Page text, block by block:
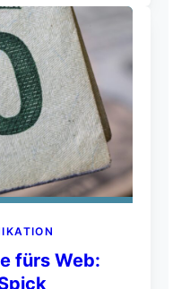
fürs Web: